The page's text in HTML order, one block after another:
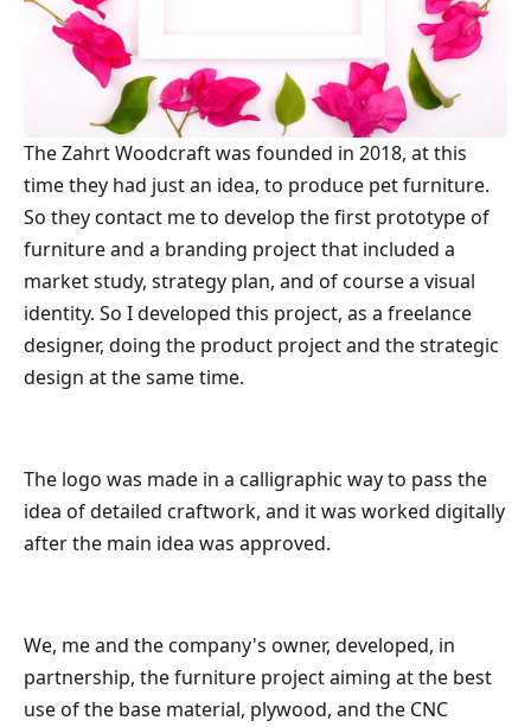
The Zahrt Woodcraft was founded in 2018, at this
time they had just an idea, to produce pet furniture.
So they contact me to develop the first prototype of
furniture and a branding project that included a
market study, strategy plan, and of course a visual
identity. So I developed this project, as a freelance
designer, doing the product project and the strategic
design at the same time.
The logo was made in a calligraphic way to pass the
idea of detailed craftwork, and it was worked digitally
after the main idea was approved.
We, me and the company's owner, developed, in
partnership, the furniture project aiming at the best
use of the base material, plywood, and the CNC